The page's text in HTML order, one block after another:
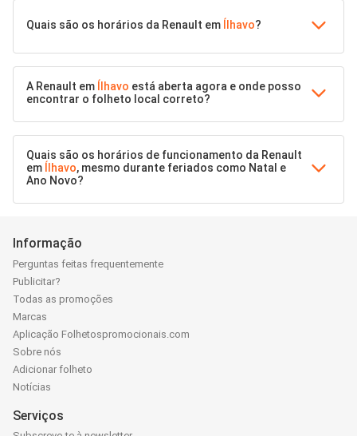
Quais são os horários da Renault em Ílhavo?
A Renault em Ílhavo está aberta agora e onde posso
encontrar o folheto local correto?
Quais são os horários de funcionamento da Renault
em
Ílhavo, mesmo durante feriados como Natal e
Ano Novo?
Informação
Perguntas feitas frequentemente
Publicitar?
Todas as promoções
Marcas
Aplicação Folhetospromocionais.com
Sobre nós
Adicionar folheto
Notícias
Serviços